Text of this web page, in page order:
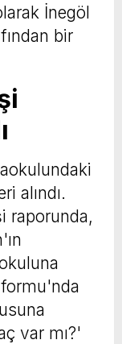
İnegöl
bir
alındı.
raporunda,
var mı?'